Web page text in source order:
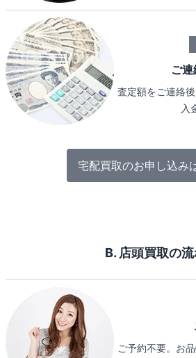
ご
査定額をご連絡
入
宅配買取のお申し込み
B. 店頭買取の
ご予約不要。お